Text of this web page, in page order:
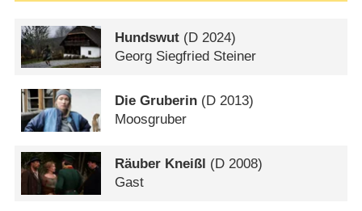
Hundswut (D 2024)
Georg Siegfried Steiner
Die Gruberin (D 2013)
Moosgruber
Räuber Kneißl (D 2008)
Gast